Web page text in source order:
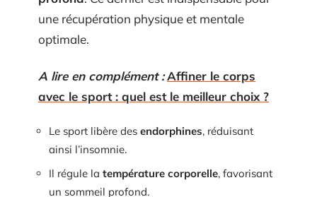
une récupération physique et mentale
optimale.
A lire en complément :Affiner le corps
avec le sport : quel est le meilleur choix ?
Le sport libère des endorphines, réduisant
ainsi l’insomnie.
Il régule la température corporelle, favorisant
un sommeil profond.